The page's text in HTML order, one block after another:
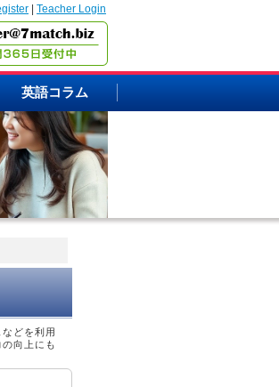
Teacher Login
英語コラム
どを利用
向上にも